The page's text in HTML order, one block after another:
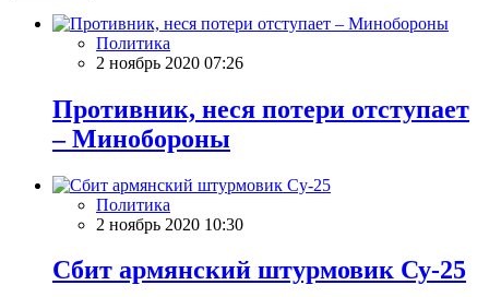
Политика
2 ноябрь 2020 07:26
Противник, неся потери отступает
– Минобороны
Политика
2 ноябрь 2020 10:30
Сбит армянский штурмовик Су-25